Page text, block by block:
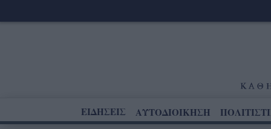
ΕΙΔΗΣΕΙΣ ΑΥΤΟΔΙΟΙΚΗΣΗ